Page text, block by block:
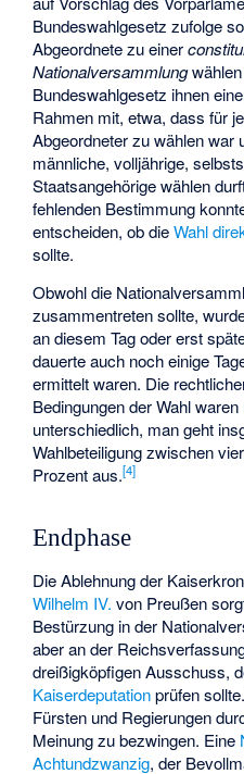
Bundeswahlgesetz zufolge
Abgeordnete zu einer
Nationalversammlungwählen
Bundeswahlgesetz ihnen
Rahmen mit, etwa, dass für
Abgeordneter zu wählen war
männliche, volljährige,
Staatsangehörige wählen
fehlenden Bestimmung
entscheiden, ob dieWahl
sollte.
Obwohl die
zusammentreten sollte,
an diesem Tag oder erst
dauerte auch noch einige
ermittelt waren. Die
Bedingungen der Wahl
unterschiedlich, man geht
Wahlbeteiligung zwischen
Prozent aus.[4]
Endphase
Die Ablehnung der
Wilhelm IV. von Preußen
Bestürzung in der
aber an der
dreißigköpfigen Ausschuss,
Kaiserdeputationprüfen
Fürsten und Regierungen
Meinung zu bezwingen. Eine
Achtundzwanzig, der